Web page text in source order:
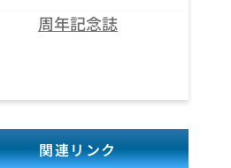
周年記念誌
関連リンク